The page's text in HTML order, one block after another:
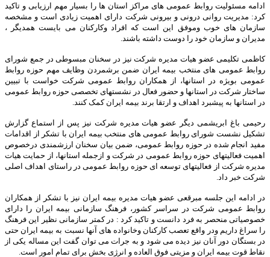
ادامه مسئولیت روابط عمومی های مراکز استان ها را بسیار مهم ارزیابی و تاکید
کرد: مدیریت روانی درونی و بیرونی شرکت دارای اهمیت زیادی است و مشخصه
سازمان های خوب وموفق این است که افراد وکارکنان می بایست همدیگر ،
مدیران و سازمان خود را دوست داشته باشند.
کاظمی تکلیمی عضو هیات مدیره شرکت نیز در سخنان مبسوطی در جمع شورای
روابط عمومی های منتخب بیمه ایران ضمن برشمردن وظایف مهم حوزه روابط
عمومی بویژه در استانها، از همکاران روابط عمومی شرکت خواست با تبیین
ساختار شرکت در استانها و حضور فعال در نشستهای تخصصی حوزه روابط عمومی
در استانها به پیشبرد اهداف و ارتقا برند بیمه ایران کمک کنند.
رحیمی باغ ابریشمی دیگر عضو هیات مدیره شرکت نیز پس از استماع گزارش
تشکیل نشست شورای روابط عمومی های منتخب بیمه ایران با تشکر از اقدامات
مفید انجام شده در حوزه روابط عمومی، ضمن بیان سخنان ارزشمندی درخصوص
اهمیت فعالیتهای حوزه روابط عمومی در شرکت و ازجمله استانها، از حمایت هیات
مدیره شرکت از فعالیتهای توسعه ای حوزه روابط عمومی در راستای اهداف اصلی
شرکت خبر داد.
در ادامه این جلسه مبرقعی عضو هیات مدیره بیمه ایران نیز با تشکر از همکاران
روابط عمومی شرکت در سراسر کشور، فرهنگ سازمانی بیمه ایران را دارای
خصوصیاتی منحصر به فرد دانست و تاکید کرد : در کمتر سازمانی نظیر این فرهنگ
را سراغ داریم ودر واقع تعصب کارکنان وخانواده های آنها نسبت به بیمه ایران حتی
در بستگان دور آنان نیز دیده می شود و به جرات می توان گفت این مساله یکی از
نقاط قوت بیمه ایران و مزیتی فوق العاده و انرژی بخش برای تمام امور است.